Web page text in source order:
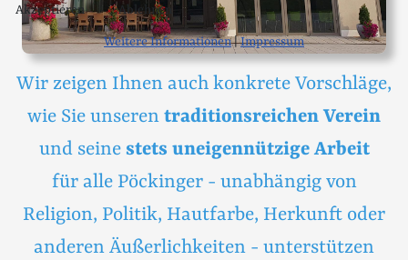
Wir zeigen Ihnen auch konkrete Vorschläge,
wie Sie unseren traditionsreichen Verein
und seine stets uneigennützige Arbeit
für alle Pöckinger - unabhängig von
Religion, Politik, Hautfarbe, Herkunft oder
anderen Äußerlichkeiten - unterstützen
Akzeptieren Ablehnen
Weitere Informationen|Impressum